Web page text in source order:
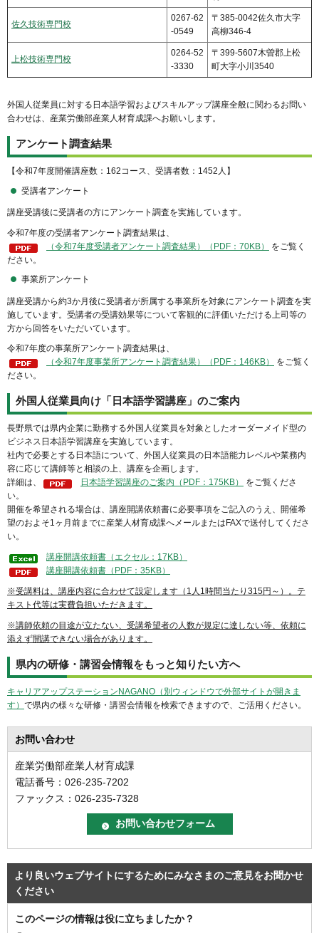
佐久技術専門校
0267-62
-0549
〒385-0042佐久市大字
高柳346-4
上松技術専門校
0264-52
-3330
〒399-5607木曽郡上松
町大字小川3540
外国人従業員に対する日本語学習およびスキルアップ講座全般に関わるお問い
合わせは、産業労働部産業人材育成課へお願いします。
アンケート調査結果
【令和7年度開催講座数：162コース、受講者数：1452人】
受講者アンケート
講座受講後に受講者の方にアンケート調査を実施しています。
令和7年度の受講者アンケート調査結果は、
（令和7年度受講者アンケート調査結果）（PDF：70KB）
をご覧く
ださい。
事業所アンケート
講座受講から約3か月後に受講者が所属する事業所を対象にアンケート調査を実
施しています。受講者の受講効果等について客観的に評価いただける上司等の
方から回答をいただいています。
令和7年度の事業所アンケート調査結果は、
（令和7年度事業所アンケート調査結果）（PDF：146KB）
をご覧く
ださい。
外国人従業員向け「日本語学習講座」のご案内
長野県では県内企業に勤務する外国人従業員を対象としたオーダーメイド型の
ビジネス日本語学習講座を実施しています。
社内で必要とする日本語について、外国人従業員の日本語能力レベルや業務内
容に応じて講師等と相談の上、講座を企画します。
詳細は、
日本語学習講座のご案内（PDF：175KB）
をご覧くださ
い。
開催を希望される場合は、講座開講依頼書に必要事項をご記入のうえ、開催希
望のおよそ1ヶ月前までに産業人材育成課へメールまたはFAXで送付してくださ
い。
講座開講依頼書（エクセル：17KB）
講座開講依頼書（PDF：35KB）
※受講料は、講座内容に合わせて設定します（1人1時間当たり315円～）。テ
キスト代等は実費負担いただきます。
※講師依頼の目途が立たない、受講希望者の人数が規定に達しない等、依頼に
添えず開講できない場合があります。
県内の研修・講習会情報をもっと知りたい方へ
キャリアアップステーションNAGANO（別ウィンドウで外部サイトが開きま
す） で県内の様々な研修・講習会情報を検索できますので、ご活用ください。
お問い合わせ
産業労働部産業人材育成課
電話番号：026-235-7202
ファックス：026-235-7328
より良いウェブサイトにするためにみなさまのご意見をお聞かせ
ください
このページの情報は役に立ちましたか？